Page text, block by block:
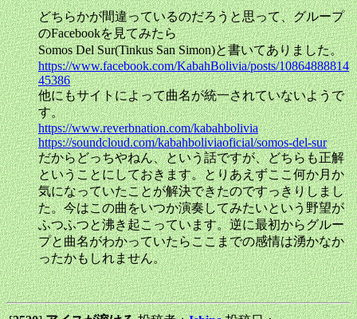
どちらかが間違っているのだろうと思って、グループ
のFacebookを見てみたら
Somos Del Sur(Tinkus San Simon)と書いてありました。
https://www.facebook.com/KabahBolivia/posts/10864888814
45386
他にもサイトによって曲名が統一されていないようで
す。
https://www.reverbnation.com/kabahbolivia
https://soundcloud.com/kabahboliviaoficial/somos-del-sur
だからどっちやねん、という話ですが、どちらも正解
ということにしておきます。とりあえずここ何か月か
気になっていたことが解決できたのですっきりしまし
た。今はこの曲をいつか演奏してみたいという野望が
ふつふつと沸き起こっています。逆に最初からグルー
プと曲名がわかっていたらここまでの感情は湧かなか
ったかもしれません。